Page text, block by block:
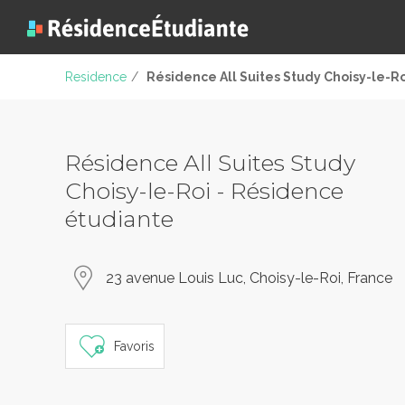
Residence / Résidence All Suites Study Choisy-le-
Résidence All Suites Study
Choisy-le-Roi - Résidence
étudiante
23 avenue Louis Luc, Choisy-le-Roi, France
Favoris